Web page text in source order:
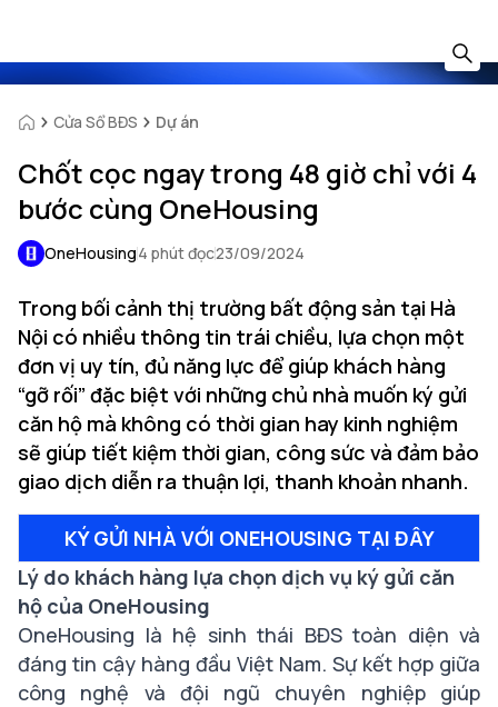
Cửa Sổ BĐS Dự án
Chốt cọc ngay trong 48 giờ chỉ với 4
bước cùng OneHousing
OneHousing4 phút đọc23/09/2024
Trong bối cảnh thị trường bất động sản tại Hà
Nội có nhiều thông tin trái chiều, lựa chọn một
đơn vị uy tín, đủ năng lực để giúp khách hàng
“gỡ rối” đặc biệt với những chủ nhà muốn ký gửi
căn hộ mà không có thời gian hay kinh nghiệm
sẽ giúp tiết kiệm thời gian, công sức và đảm bảo
giao dịch diễn ra thuận lợi, thanh khoản nhanh.
KÝ GỬI NHÀ VỚI ONEHOUSING TẠI ĐÂY
Lý do khách hàng lựa chọn dịch vụ ký gửi căn
hộ của OneHousing
OneHousing là hệ sinh thái BĐS toàn diện và
đáng tin cậy hàng đầu Việt Nam. Sự kết hợp giữa
công nghệ và đội ngũ chuyên nghiệp giúp